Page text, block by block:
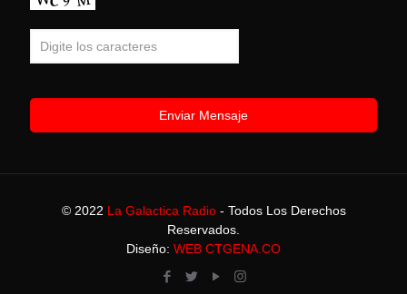
© 2022 La Galactica Radio- Todos Los Derechos
Reservados.
Diseño: WEB CTGENA.CO